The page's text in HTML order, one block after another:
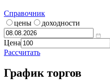
Справочник
цены
доходности
Цена
Рассчитать
График торгов